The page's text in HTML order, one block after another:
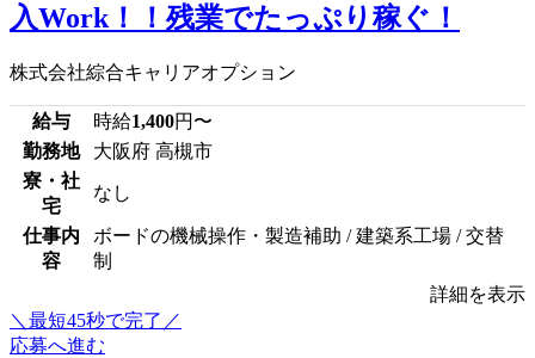
入Work！！残業でたっぷり稼ぐ！
株式会社綜合キャリアオプション
給与 時給1,400円〜
勤務地
大阪府 高槻市
寮・社
宅
なし
仕事内
容
ボードの機械操作・製造補助 / 建築系工場 / 交替
制
詳細を表示
＼最短45秒で完了／
応募へ進む